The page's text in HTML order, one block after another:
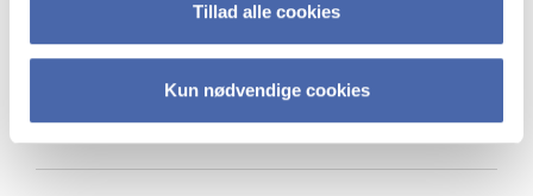
Tillad alle cookies
Kun nødvendige cookies
Cybersikkerhed